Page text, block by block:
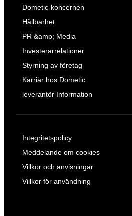
Dometic-koncernen
Hållbarhet
PR &amp; Media
Investerarrelationer
Styrning av företag
Karriär hos Dometic
leverantör Information
Integritetspolicy
Meddelande om cookies
Villkor och anvisningar
Villkor för användning